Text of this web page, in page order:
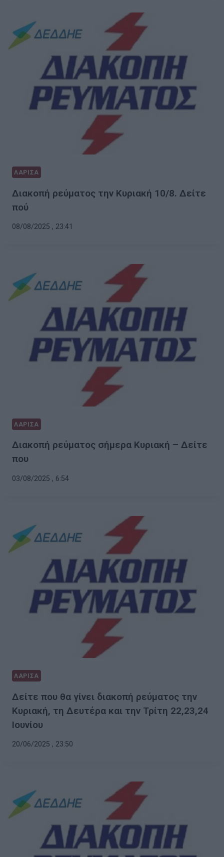
ΛΑΡΙΣΑ
Διακοπή ρεύματος την Κυριακή 10/8. Δείτε
πού
08/08/2025 , 23:41
ΛΑΡΙΣΑ
Διακοπή ρεύματος σήμερα Κυριακή – Δείτε
που
03/08/2025 , 6:54
ΛΑΡΙΣΑ
Δείτε που θα γίνει διακοπή ρεύματος την
Κυριακή, τη Δευτέρα και την Τρίτη 22,23,24
Ιουνίου
20/06/2025 , 23:50